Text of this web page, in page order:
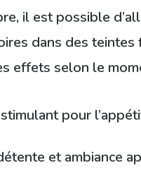
il est possible
dans des
effets selon le
pour
et ambiance